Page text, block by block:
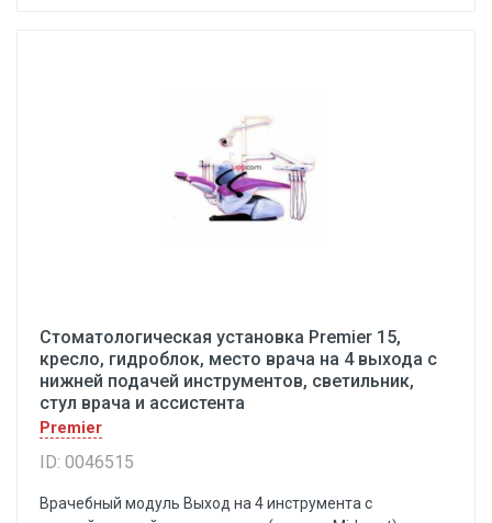
Стоматологическая установка Premier 15,
кресло, гидроблок, место врача на 4 выхода с
нижней подачей инструментов, светильник,
стул врача и ассистента
Premier
ID: 0046515
Врачебный модуль Выход на 4 инструмента с